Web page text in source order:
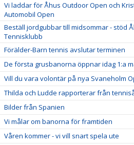
Vi laddar för Åhus Outdoor Open och
Automobil Open
Beställ jordgubbar till midsommar - stöd
Tennisklubb
Förälder-Barn tennis avslutar terminen
De första grusbanorna öppnar idag 1:a
Vill du vara volontär på nya Svaneholm
Thilda och Ludde rapporterar från
Bilder från Spanien
Vi målar om banorna för framtiden
Våren kommer - vi vill snart spela ute